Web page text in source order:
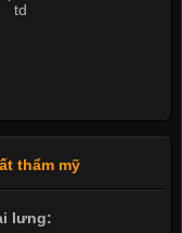
thẩm mỹ
lưng: